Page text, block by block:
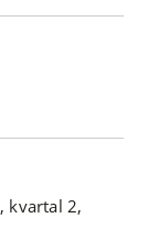
kvartal 2,